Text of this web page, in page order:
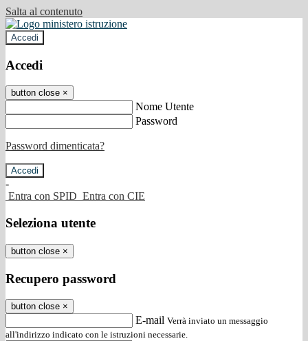
Salta al contenuto
Accedi
Accedi
button close ×
Nome Utente
Password
Password dimenticata?
-
Entra con SPID Entra con CIE
Seleziona utente
button close ×
Recupero password
button close ×
E-mail Verrà inviato un messaggio
all'indirizzo indicato con le istruzioni necessarie.